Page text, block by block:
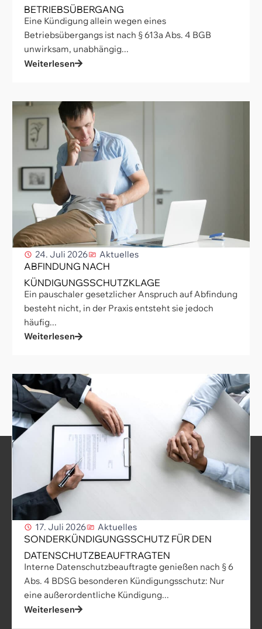
BETRIEBSÜBERGANG
Eine Kündigung allein wegen eines
Betriebsübergangs ist nach § 613a Abs. 4 BGB
unwirksam, unabhängig...
Weiterlesen
24. Juli 2026 Aktuelles
ABFINDUNG NACH
KÜNDIGUNGSSCHUTZKLAGE
Ein pauschaler gesetzlicher Anspruch auf Abfindung
besteht nicht, in der Praxis entsteht sie jedoch
häufig...
Weiterlesen
17. Juli 2026 Aktuelles
SONDERKÜNDIGUNGSSCHUTZ FÜR DEN
DATENSCHUTZBEAUFTRAGTEN
Interne Datenschutzbeauftragte genießen nach § 6
Abs. 4 BDSG besonderen Kündigungsschutz: Nur
eine außerordentliche Kündigung...
Weiterlesen